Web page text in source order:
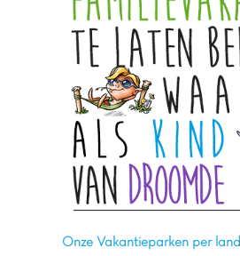
Onze Vakantieparken per land